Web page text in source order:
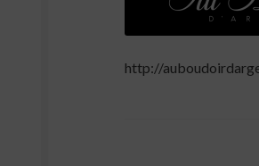
http://